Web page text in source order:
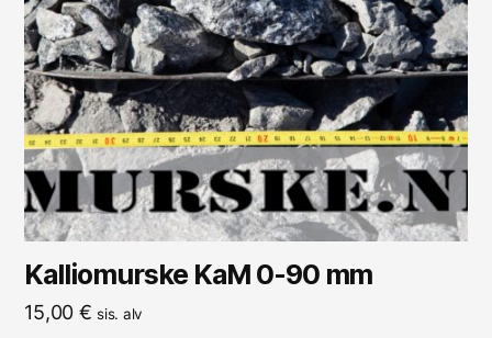
Kalliomurske KaM 0-90 mm
15,00 € sis. alv